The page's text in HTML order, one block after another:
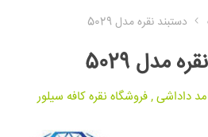
دستبند نقره مدل 5029
مدل 5029
داداشی,فروشگاه نقره کافه سیلور